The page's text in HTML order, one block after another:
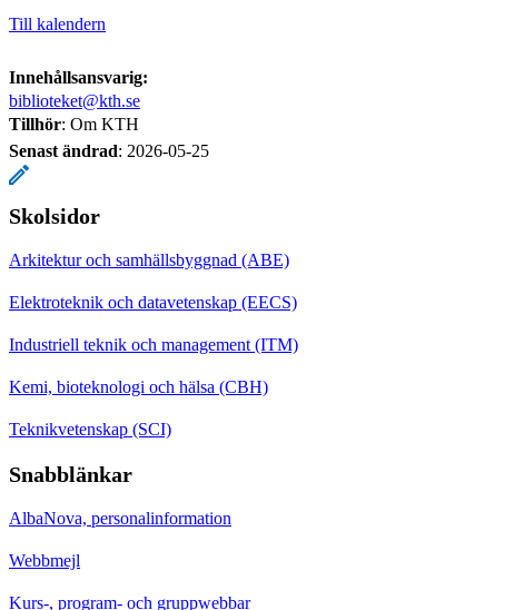
Till kalendern
Innehållsansvarig:
biblioteket@kth.se
Tillhör: Om KTH
Senast ändrad: 2026-05-25
Skolsidor
Arkitektur och samhällsbyggnad (ABE)
Elektroteknik och datavetenskap (EECS)
Industriell teknik och management (ITM)
Kemi, bioteknologi och hälsa (CBH)
Teknikvetenskap (SCI)
Snabblänkar
AlbaNova, personalinformation
Webbmejl
Kurs-, program- och gruppwebbar